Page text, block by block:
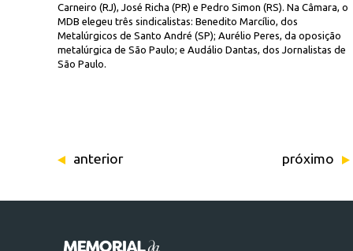
Carneiro (RJ), José Richa (PR) e Pedro Simon (RS). Na Câmara, o
MDB elegeu três sindicalistas: Benedito Marcílio, dos
Metalúrgicos de Santo André (SP); Aurélio Peres, da oposição
metalúrgica de São Paulo; e Audálio Dantas, dos Jornalistas de
São Paulo.
anterior próximo